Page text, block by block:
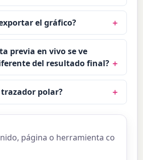
el gráfico?
previa en vivo se ve
del resultado final?
trazador polar?
página o herramienta co